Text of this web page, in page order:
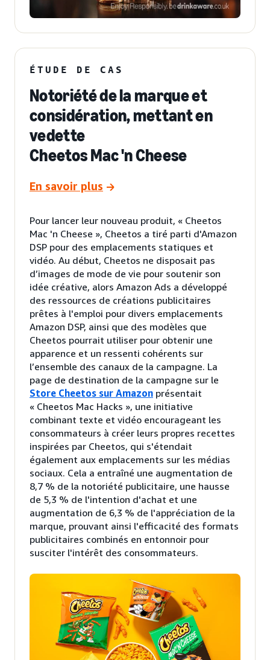
ÉTUDE DE CAS
Notoriété de la marque et
considération, mettant en
vedette
Cheetos Mac 'n Cheese
En savoir plus
Pour lancer leur nouveau produit, « Cheetos
Mac 'n Cheese », Cheetos a tiré parti d'Amazon
DSP pour des emplacements statiques et
vidéo. Au début, Cheetos ne disposait pas
d’images de mode de vie pour soutenir son
idée créative, alors Amazon Ads a développé
des ressources de créations publicitaires
prêtes à l'emploi pour divers emplacements
Amazon DSP, ainsi que des modèles que
Cheetos pourrait utiliser pour obtenir une
apparence et un ressenti cohérents sur
l’ensemble des canaux de la campagne. La
page de destination de la campagne sur le
Store Cheetos sur Amazon présentait
« Cheetos Mac Hacks », une initiative
combinant texte et vidéo encourageant les
consommateurs à créer leurs propres recettes
inspirées par Cheetos, qui s'étendait
également aux emplacements sur les médias
sociaux. Cela a entraîné une augmentation de
8,7 % de la notoriété publicitaire, une hausse
de 5,3 % de l'intention d'achat et une
augmentation de 6,3 % de l'appréciation de la
marque, prouvant ainsi l'efficacité des formats
publicitaires combinés en entonnoir pour
susciter l'intérêt des consommateurs.